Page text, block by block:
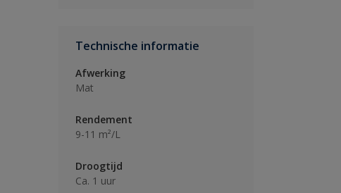
Technische informatie
Afwerking
Mat
Rendement
9-11 m²/L
Droogtijd
Ca. 1 uur